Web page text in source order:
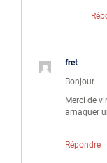
fret
Bonjour
Merci de
arnaquer
Répondre